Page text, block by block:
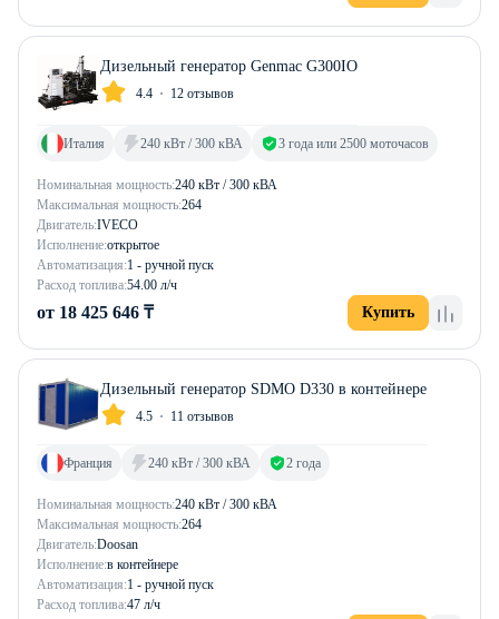
Дизельный генератор Genmac G300IO
4.4 12 отзывов
Номинальная мощность:240 кВт / 300 кВА
Максимальная мощность:264
Двигатель:IVECO
Исполнение:открытое
Автоматизация:1 - ручной пуск
Расход топлива:54.00 л/ч
Италия 240 кВт / 300 кВА 3 года или 2500 моточасов
от 18 425 646 ₸ Купить
Дизельный генератор SDMO D330 в контейнере
4.5 11 отзывов
Номинальная мощность:240 кВт / 300 кВА
Максимальная мощность:264
Двигатель:Doosan
Исполнение:в контейнере
Автоматизация:1 - ручной пуск
Расход топлива:47 л/ч
Франция 240 кВт / 300 кВА 2 года